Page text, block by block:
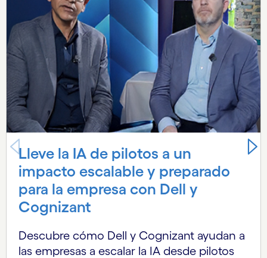
Lleve la IA de pilotos a un
impacto escalable y preparado
para la empresa con Dell y
Cognizant
Descubre cómo Dell y Cognizant ayudan a
las empresas a escalar la IA desde pilotos